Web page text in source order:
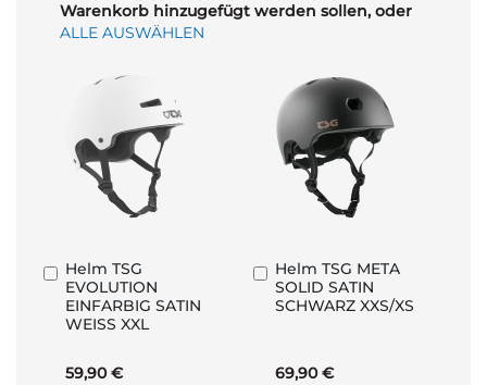
Warenkorb hinzugefügt werden sollen, oder
ALLE AUSWÄHLEN
Helm TSG
EVOLUTION
EINFARBIG SATIN
WEISS XXL
59,90 €
In
den
Warenkorb
Helm TSG META
SOLID SATIN
SCHWARZ XXS/XS
69,90 €
In
den
Warenkorb